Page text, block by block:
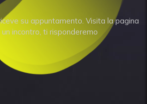
su appuntamento. Visita la pagina
incontro, ti risponderemo